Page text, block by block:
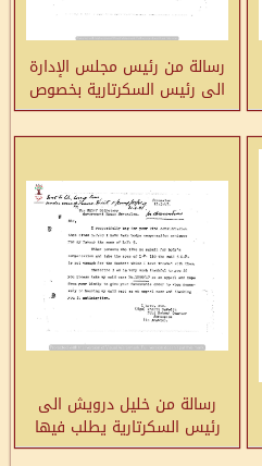
رسالة من رئيس مجلس الإدارة
الى رئيس السكرتارية بخصوص
مقتل شعبان عبد القادر أحمد
رسالة من خليل درويش الى
رئيس السكرتارية يطلب فيها
زيادة التعويض المقدم له